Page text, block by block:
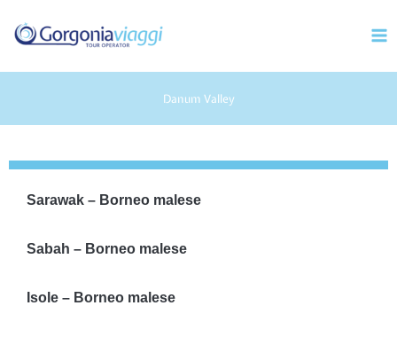
contenuto
Danum Valley
Sarawak – Borneo malese
Sabah – Borneo malese
Isole – Borneo malese